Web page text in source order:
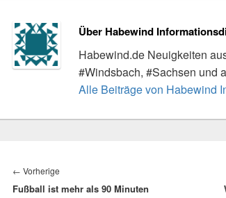
Über Habewind
Habewind.de Neuigkeiten
#Windsbach, #Sachsen und
Alle Beiträge von Habewind
← Vorherige
Beitrag:
Fußball ist mehr als 90 Minuten